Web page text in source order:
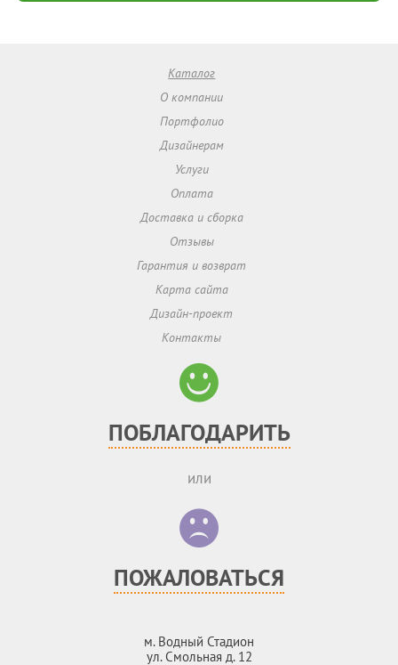
Каталог
О компании
Портфолио
Дизайнерам
Услуги
Оплата
Доставка и сборка
Отзывы
Гарантия и возврат
Карта сайта
Дизайн-проект
Контакты
ПОБЛАГОДАРИТЬ
или
ПОЖАЛОВАТЬСЯ
м. Водный Стадион
ул. Смольная д. 12